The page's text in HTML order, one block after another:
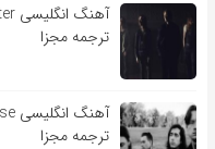
ترجمه مجزا
ترجمه مجزا